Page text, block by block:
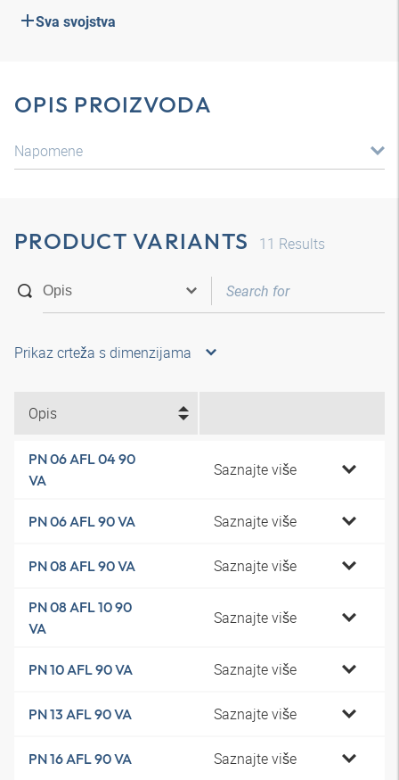
Sva svojstva
OPIS PROIZVODA
Napomene
PRODUCT VARIANTS 11 Results
Prikaz crteža s dimenzijama
Opis
PN 06 AFL 04 90
VA
Saznajte više
PN 06 AFL 90 VA Saznajte više
PN 08 AFL 90 VA Saznajte više
PN 08 AFL 10 90
VA
Saznajte više
PN 10 AFL 90 VA Saznajte više
PN 13 AFL 90 VA Saznajte više
PN 16 AFL 90 VA Saznajte više